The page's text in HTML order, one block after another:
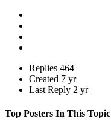
Replies 464
Created 7 yr
Last Reply 2 yr
Top Posters In This Topic